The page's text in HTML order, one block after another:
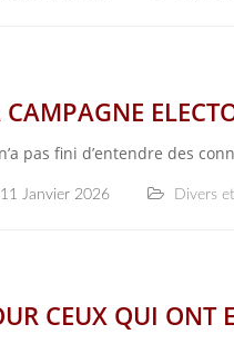
CAMPAGNE
pas fini d’entendre des
11 Janvier 2026 Divers
CEUX QUI ONT